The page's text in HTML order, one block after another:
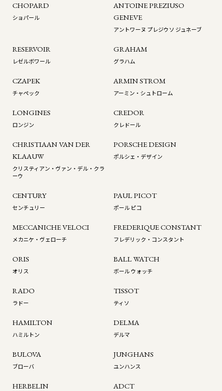
CHOPARD
ショパール
ANTOINE PREZIUSO
GENEVE
アントワーヌ プレジウソ ジュネーブ
RESERVOIR
レゼルボワール
GRAHAM
グラハム
CZAPEK
チャペック
ARMIN STROM
アーミン・シュトローム
LONGINES
ロンジン
CREDOR
クレドール
CHRISTIAAN VAN DER
KLAAUW
クリスティアン・ヴァン・デル・クラ
ーウ
PORSCHE DESIGN
ポルシェ・デザイン
CENTURY
センチュリー
PAUL PICOT
ポール ピコ
MECCANICHE VELOCI
メカニケ・ヴェローチ
FREDERIQUE CONSTANT
フレデリック・コンスタント
ORIS
オリス
BALL WATCH
ボール ウォッチ
RADO
ラドー
TISSOT
ティソ
HAMILTON
ハミルトン
DELMA
デルマ
BULOVA
ブローバ
JUNGHANS
ユンハンス
HERBELIN ADCT